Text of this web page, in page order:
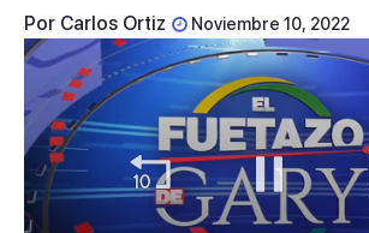
Por Carlos Ortiz Noviembre 10, 2022